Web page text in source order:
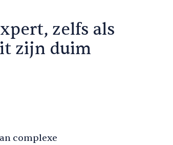
zelfs als
zijn duim
complexe